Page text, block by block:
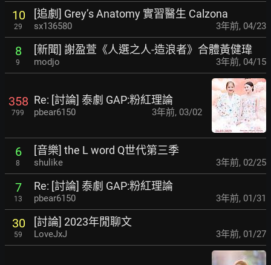
10
29
[追劇] Grey’s Anatomy 實習醫生 Calzona
sx136580 3年前, 04/23
8
9
[新聞] 謝盈萱《人選之人-造浪者》合體黃健瑋
modjo 3年前, 04/15
358
799
Re: [討論] 泰劇 GAP:粉紅理論
pbear6150 3年前, 03/02
6
8
[音樂] the L word Q世代第三季
shulike 3年前, 02/25
7
13
Re: [討論] 泰劇 GAP:粉紅理論
pbear6150 3年前, 01/31
30
59
[討論] 2023年閒聊文
LoveJxJ 3年前, 01/27